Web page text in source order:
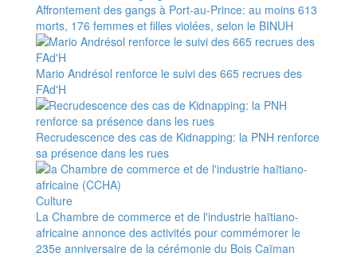
Affrontement des gangs à Port-au-Prince: au moins 613
morts, 176 femmes et filles violées, selon le BINUH
Mario Andrésol renforce le suivi des 665 recrues des
FAd'H
Recrudescence des cas de Kidnapping: la PNH renforce
sa présence dans les rues
Culture
La Chambre de commerce et de l'industrie haïtiano-
africaine annonce des activités pour commémorer le
235e anniversaire de la cérémonie du Bois Caïman